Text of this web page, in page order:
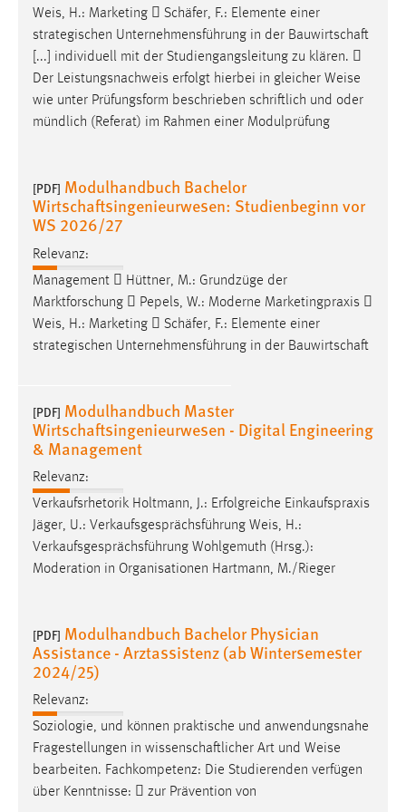
Weis, H.: Marketing  Schäfer, F.: Elemente einer
strategischen Unternehmensführung in der Bauwirtschaft
[...] individuell mit der Studiengangsleitung zu klären. 
Der Leistungsnachweis erfolgt hierbei in gleicher Weise
wie unter Prüfungsform beschrieben schriftlich und oder
mündlich (Referat) im Rahmen einer Modulprüfung
[PDF] Modulhandbuch Bachelor
Wirtschaftsingenieurwesen: Studienbeginn vor
WS 2026/27
Relevanz:
Management  Hüttner, M.: Grundzüge der
Marktforschung  Pepels, W.: Moderne Marketingpraxis 
Weis, H.: Marketing  Schäfer, F.: Elemente einer
strategischen Unternehmensführung in der Bauwirtschaft
[PDF] Modulhandbuch Master
Wirtschaftsingenieurwesen - Digital Engineering
& Management
Relevanz:
Verkaufsrhetorik Holtmann, J.: Erfolgreiche Einkaufspraxis
Jäger, U.: Verkaufsgesprächsführung Weis, H.:
Verkaufsgesprächsführung Wohlgemuth (Hrsg.):
Moderation in Organisationen Hartmann, M./Rieger
[PDF] Modulhandbuch Bachelor Physician
Assistance - Arztassistenz (ab Wintersemester
2024/25)
Relevanz:
Soziologie, und können praktische und anwendungsnahe
Fragestellungen in wissenschaftlicher Art und Weise
bearbeiten. Fachkompetenz: Die Studierenden verfügen
über Kenntnisse:  zur Prävention von
30 Tage
Chat
Name:
MibewSessionID, MIBEW_UserID, mibew_locale, mibew-
Wird benötigt um die Chatfunktion nutzen zu können.
Cookie Laufzeit:
5e9dbeb1811c0446 = Sitzungslaufzeit, mibew_locale = 3
Jahre, MIBEW_UserID = 1 Jahr
Login
Zweck:
Dieser Cookie ist notwendig um sich an der Website
einloggen zu können.
Cookie Laufzeit:
Diese Informationen helfen uns zu verstehen, wie
unsere Besucher unsere Website nutzen.
Matomo
Name:
_pk_ref, _pk_cvar, _pk_id, _pk_ses
Zweck: